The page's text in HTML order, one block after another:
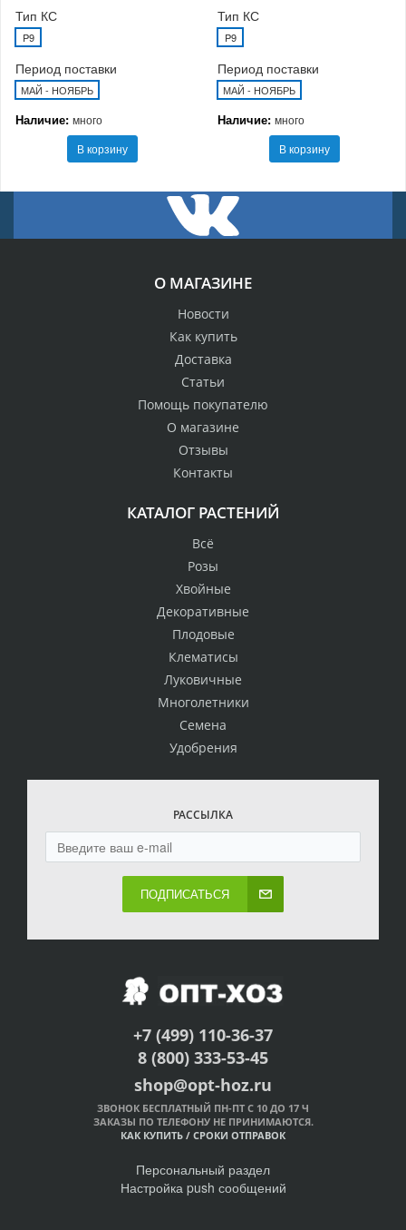
Тип КС
P9
Период поставки
МАЙ - НОЯБРЬ
Наличие: много
В корзину
Тип КС
P9
Период поставки
МАЙ - НОЯБРЬ
Наличие: много
В корзину
О МАГАЗИНЕ
Новости
Как купить
Доставка
Статьи
Помощь покупателю
О магазине
Отзывы
Контакты
КАТАЛОГ РАСТЕНИЙ
Всё
Розы
Хвойные
Декоративные
Плодовые
Клематисы
Луковичные
Многолетники
Семена
Удобрения
РАССЫЛКА
ПОДПИСАТЬСЯ
+7 (499) 110-36-37
8 (800) 333-53-45
shop@opt-hoz.ru
ЗВОНОК БЕСПЛАТНЫЙ ПН-ПТ С 10 ДО 17 Ч
ЗАКАЗЫ ПО ТЕЛЕФОНУ НЕ ПРИНИМАЮТСЯ.
КАК КУПИТЬ / СРОКИ ОТПРАВОК
Персональный раздел
Настройка push сообщений